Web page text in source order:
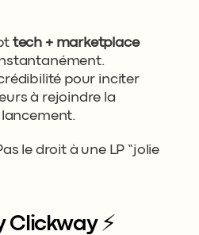
tech + marketplace
pour inciter
à rejoindre la
le droit à une LP “jolie
Clickway ⚡️